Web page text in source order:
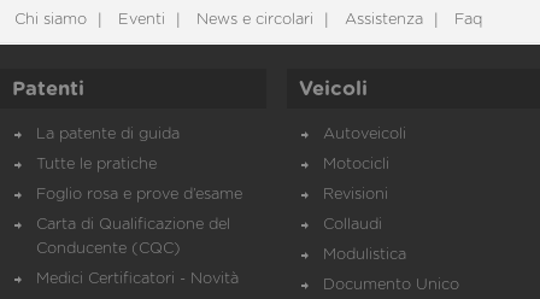
Chi siamo Eventi News e circolari Assistenza Faq
Patenti
La patente di guida
Tutte le pratiche
Foglio rosa e prove d’esame
Carta di Qualificazione del
Conducente (CQC)
Medici Certificatori - Novità
Veicoli
Autoveicoli
Motocicli
Revisioni
Collaudi
Modulistica
Documento Unico